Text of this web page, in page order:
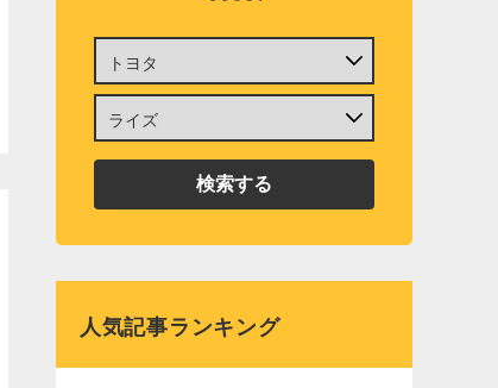
人気記事ランキング